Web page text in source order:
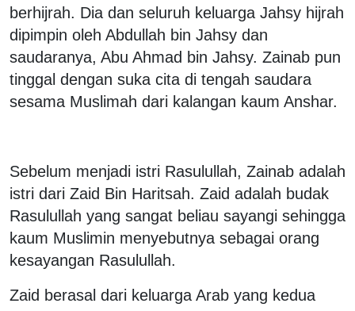
berhijrah. Dia dan seluruh keluarga Jahsy hijrah
dipimpin oleh Abdullah bin Jahsy dan
saudaranya, Abu Ahmad bin Jahsy. Zainab pun
tinggal dengan suka cita di tengah saudara
sesama Muslimah dari kalangan kaum Anshar.
Sebelum menjadi istri Rasulullah, Zainab adalah
istri dari Zaid Bin Haritsah. Zaid adalah budak
Rasulullah yang sangat beliau sayangi sehingga
kaum Muslimin menyebutnya sebagai orang
kesayangan Rasulullah.
Zaid berasal dari keluarga Arab yang kedua